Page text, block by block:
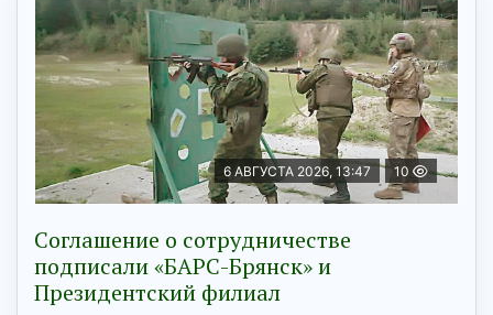
6 АВГУСТА 2026, 13:47 10
Соглашение о сотрудничестве
подписали «БАРС-Брянск» и
Президентский филиал